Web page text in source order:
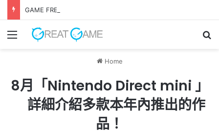
GAME FREAK全新作品《 轉世之獸 》 遊戲今日正式發售！
Menu
Home
8月「Nintendo Direct mini 」
詳細介紹多款本年內推出的作
品！